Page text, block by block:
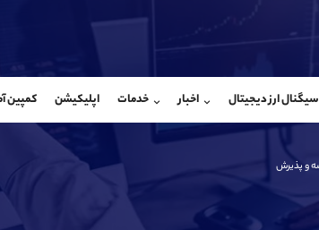
سیگنال ارز دیجیتال اخبار خدمات اپلیکیشن کمپین
و پذیرش
شروع گفتگو
103
واتساپ شروع